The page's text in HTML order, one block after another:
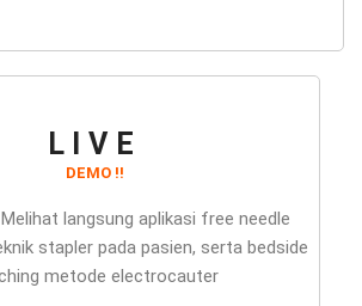
LIVE
DEMO !!
Melihat langsung aplikasi free needle
stapler pada pasien, serta bedside
metode electrocauter